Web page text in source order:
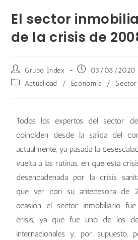
El sector
de la crisis de
Grupo Index
03/08/2020
Actualidad
/ Economía /
Todos los expertos del sector
coinciden desde la salida del
actualmente, ya pasada la
vuelta a las rutinas, en que esta
desencadenada por la crisis
que ver con su antecesora de
ocasión el sector inmobiliario
crisis, ya que fue uno de los
internacionales y, por supuesto,